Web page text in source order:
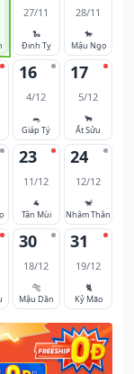
27/11
🐍
Đinh Tỵ
28/11
🐎
Mậu Ngọ
16
4/12
🐀
Giáp Tý
17
5/12
🐂
Ất Sửu
23
11/12
🐐
Tân Mùi
24
12/12
🐒
Nhâm Thân
30
18/12
🐅
Mậu Dần
31
19/12
🐈
Kỷ Mão